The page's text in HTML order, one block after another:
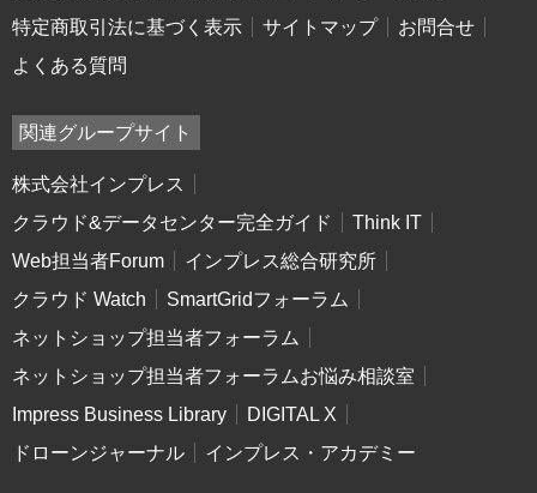
特定商取引法に基づく表示
サイトマップ
お問合せ
よくある質問
関連グループサイト
株式会社インプレス
クラウド&データセンター完全ガイド
Think IT
Web担当者Forum
インプレス総合研究所
クラウド Watch
SmartGridフォーラム
ネットショップ担当者フォーラム
ネットショップ担当者フォーラムお悩み相談室
Impress Business Library
DIGITAL X
ドローンジャーナル
インプレス・アカデミー